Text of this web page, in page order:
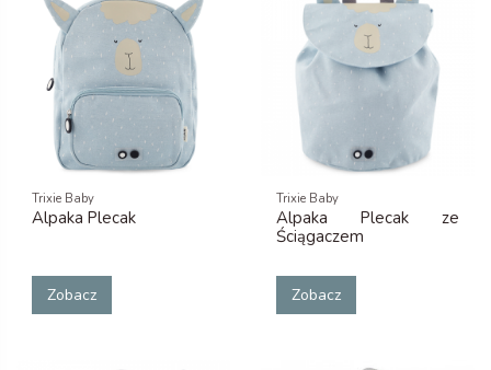
Trixie Baby
Alpaka Plecak
Zobacz
Trixie Baby
Alpaka Plecak ze
Ściągaczem
Zobacz